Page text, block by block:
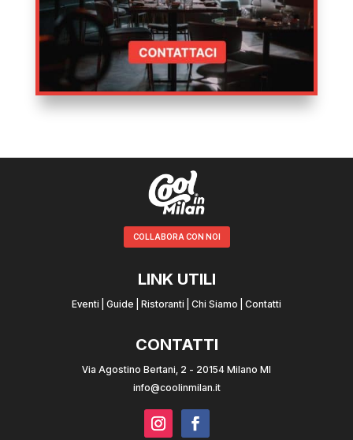
COLLABORA CON NOI
LINK UTILI
Eventi Guide Ristoranti Chi Siamo Contatti
CONTATTI
Via Agostino Bertani, 2 - 20154 Milano MI
info@coolinmilan.it